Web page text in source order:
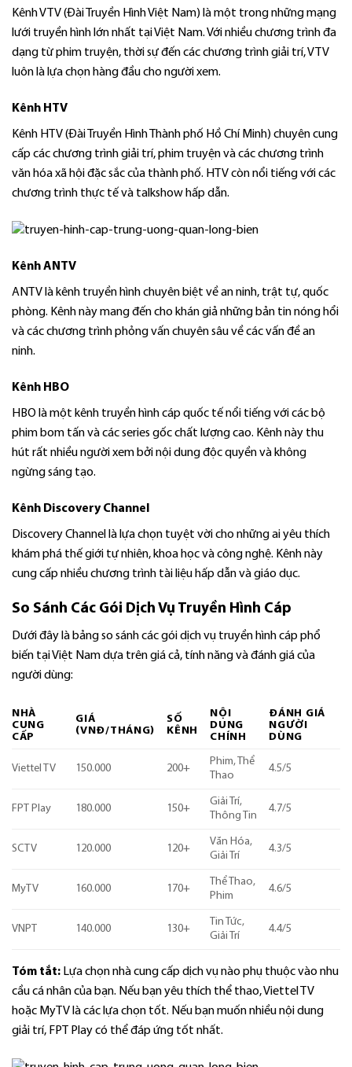
Kênh VTV (Đài Truyền Hình Việt Nam) là một trong những mạng
lưới truyền hình lớn nhất tại Việt Nam. Với nhiều chương trình đa
dạng từ phim truyện, thời sự đến các chương trình giải trí, VTV
luôn là lựa chọn hàng đầu cho người xem.
Kênh HTV
Kênh HTV (Đài Truyền Hình Thành phố Hồ Chí Minh) chuyên cung
cấp các chương trình giải trí, phim truyện và các chương trình
văn hóa xã hội đặc sắc của thành phố. HTV còn nổi tiếng với các
chương trình thực tế và talkshow hấp dẫn.
Kênh ANTV
ANTV là kênh truyền hình chuyên biệt về an ninh, trật tự, quốc
phòng. Kênh này mang đến cho khán giả những bản tin nóng hổi
và các chương trình phỏng vấn chuyên sâu về các vấn đề an
ninh.
Kênh HBO
HBO là một kênh truyền hình cáp quốc tế nổi tiếng với các bộ
phim bom tấn và các series gốc chất lượng cao. Kênh này thu
hút rất nhiều người xem bởi nội dung độc quyền và không
ngừng sáng tạo.
Kênh Discovery Channel
Discovery Channel là lựa chọn tuyệt vời cho những ai yêu thích
khám phá thế giới tự nhiên, khoa học và công nghệ. Kênh này
cung cấp nhiều chương trình tài liệu hấp dẫn và giáo dục.
So Sánh Các Gói Dịch Vụ Truyền Hình Cáp
Dưới đây là bảng so sánh các gói dịch vụ truyền hình cáp phổ
biến tại Việt Nam dựa trên giá cả, tính năng và đánh giá của
người dùng:
NHÀ
CUNG
CẤP
GIÁ
(VNĐ/THÁNG)
SỐ
KÊNH
NỘI
DUNG
CHÍNH
ĐÁNH GIÁ
NGƯỜI
DÙNG
Viettel TV 150.000 200+
Phim, Thể
Thao
4.5/5
FPT Play 180.000 150+
Giải Trí,
Thông Tin
4.7/5
SCTV 120.000 120+
Văn Hóa,
Giải Trí
4.3/5
MyTV 160.000 170+
Thể Thao,
Phim
4.6/5
VNPT 140.000 130+
Tin Tức,
Giải Trí
4.4/5
Tóm tắt: Lựa chọn nhà cung cấp dịch vụ nào phụ thuộc vào nhu
cầu cá nhân của bạn. Nếu bạn yêu thích thể thao, Viettel TV
hoặc MyTV là các lựa chọn tốt. Nếu bạn muốn nhiều nội dung
giải trí, FPT Play có thể đáp ứng tốt nhất.